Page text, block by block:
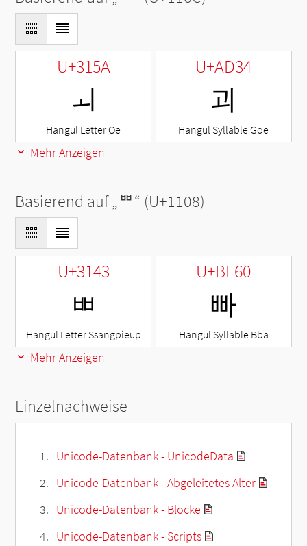
U+315A
ㅚ
Hangul Letter Oe
U+AD34
괴
Hangul Syllable Goe
Mehr Anzeigen
Basierend auf „ᄈ“ (U+1108)
U+3143
ㅃ
Hangul Letter Ssangpieup
U+BE60
빠
Hangul Syllable Bba
Mehr Anzeigen
Einzelnachweise
Unicode-Datenbank - UnicodeData
Unicode-Datenbank - Abgeleitetes Alter
Unicode-Datenbank - Blöcke
Unicode-Datenbank - Scripts